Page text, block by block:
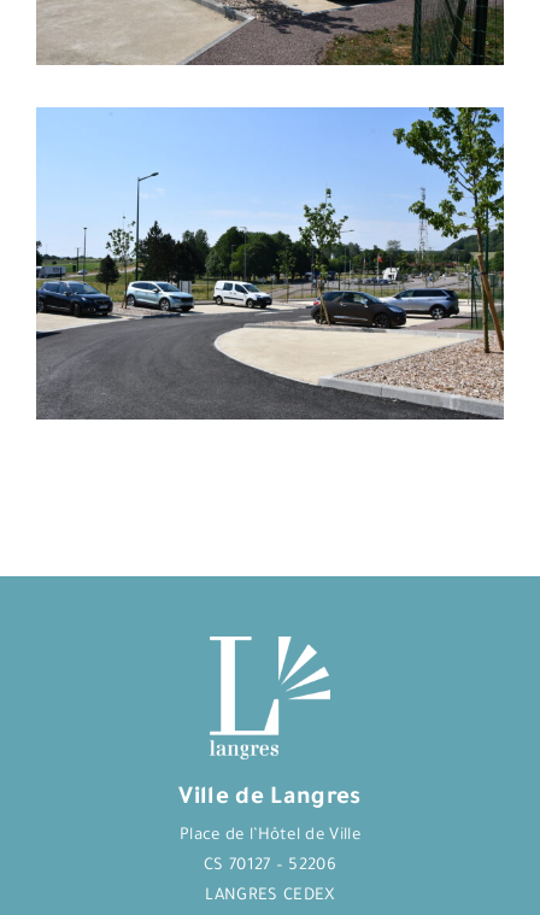
Ville de Langres
Place de l’Hôtel de Ville
CS 70127 – 52206
LANGRES CEDEX